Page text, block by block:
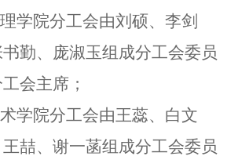
学院分工会由刘硕、李剑
勤、庞淑玉组成分工会委员
会主席；
学院分工会由王蕊、白文
喆、谢一菡组成分工会委员